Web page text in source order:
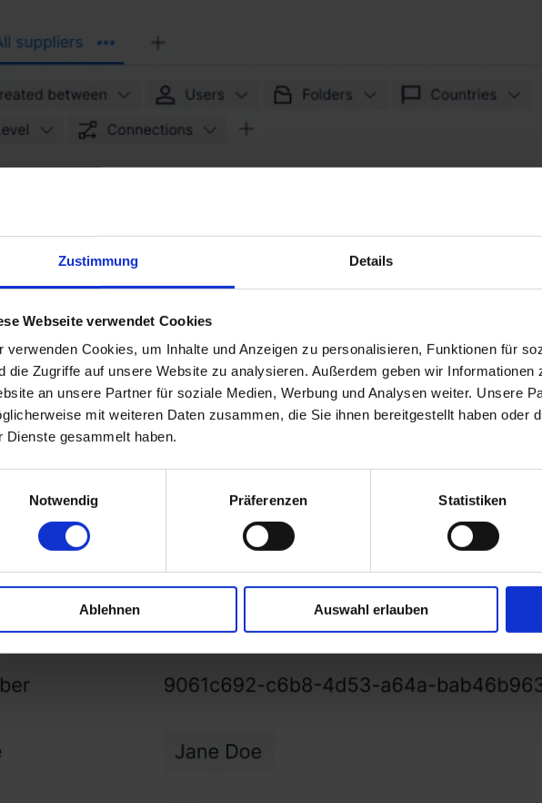
Zustimmung Details
Webseite verwendet Cookies
verwenden Cookies, um Inhalte und Anzeigen zu personalisieren, Funktionen für
die Zugriffe auf unsere Website zu analysieren. Außerdem geben wir Informationen
an unsere Partner für soziale Medien, Werbung und Analysen weiter. Unsere
mit weiteren Daten zusammen, die Sie ihnen bereitgestellt haben oder
Dienste gesammelt haben.
Notwendig
Präferenzen Statistiken
Ablehnen Auswahl erlauben